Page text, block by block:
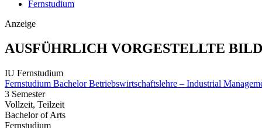
Fernstudium
Anzeige
AUSFÜHRLICH VORGESTELLTE
IU Fernstudium
Fernstudium Bachelor Betriebswirtschaftslehre – Industrial
3 Semester
Vollzeit, Teilzeit
Bachelor of Arts
Fernstudium